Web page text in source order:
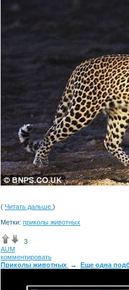
( Читать дальше )
Метки: приколы животных
3
AUM
комментировать
Приколы животных
→ Еще одна